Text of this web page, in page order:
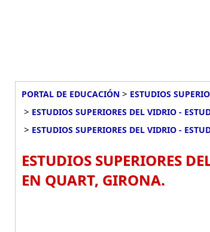
PORTAL DE EDUCACIÓN > ESTUDIOS
> ESTUDIOS SUPERIORES DEL VIDRIO -
> ESTUDIOS SUPERIORES DEL VIDRIO -
ESTUDIOS SUPERIORES
EN QUART, GIRONA.